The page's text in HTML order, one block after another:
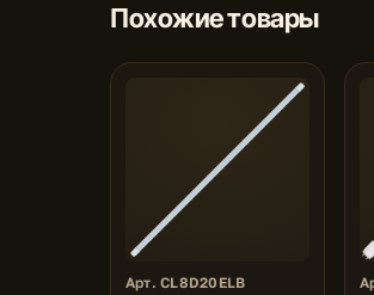
Похожие товары
Арт. CL8D20ELB